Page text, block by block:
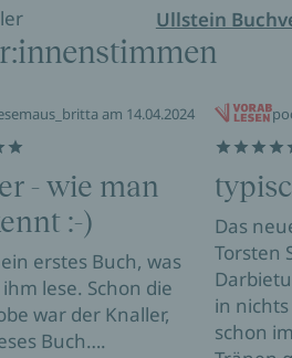
Ullstein
am 14.04.2024
- wie man
:-)
erstes Buch, was
lese. Schon die
war der Knaller,
Buch….
Das
Torsten
in
schon